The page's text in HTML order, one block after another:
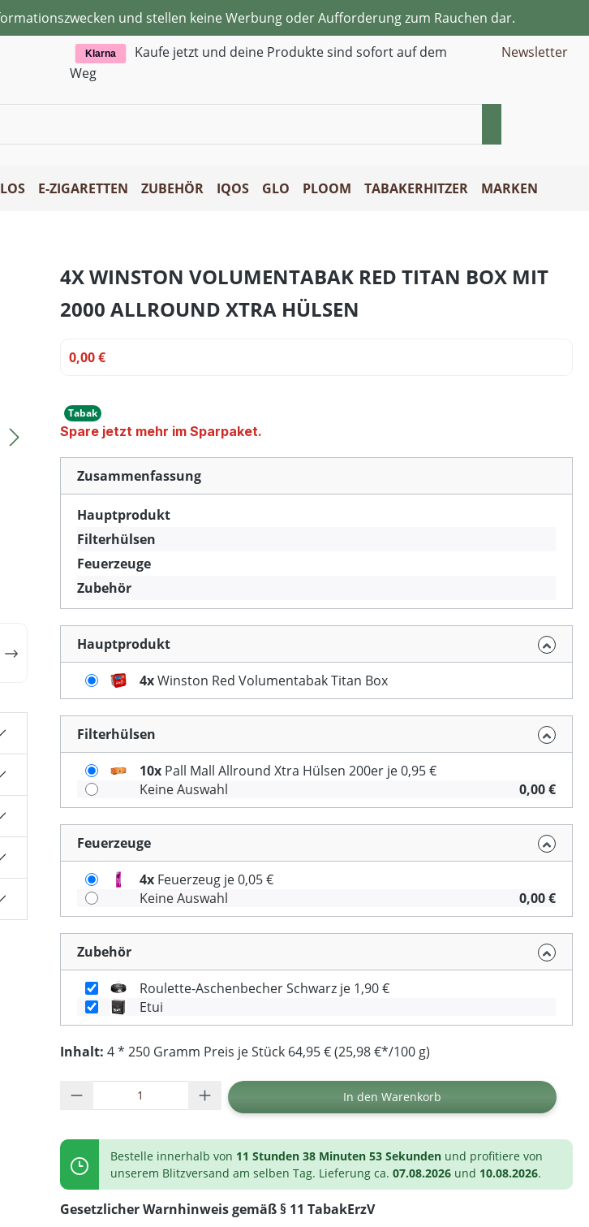
und stellen keine Werbung oder Aufforderung zum Rauchen dar.
Klarna
Kaufe jetzt und deine Produkte sind sofort auf dem
Weg
Newsletter
E-ZIGARETTEN ZUBEHÖR IQOS GLO PLOOM TABAKERHITZER MARKEN
4X WINSTON VOLUMENTABAK RED TITAN BOX MIT
2000 ALLROUND XTRA HÜLSEN
0,00 €
Tabak
Spare jetzt mehr im Sparpaket.
Zusammenfassung
Hauptprodukt
Filterhülsen
Feuerzeuge
Zubehör
Hauptprodukt
4xWinston Red Volumentabak Titan Box
Filterhülsen
10x Pall Mall Allround Xtra Hülsen 200er je 0,95 €
Keine Auswahl
0,00 €
Feuerzeuge
4x Feuerzeug je 0,05 €
Keine Auswahl
0,00 €
Zubehör
Roulette-Aschenbecher Schwarz je 1,90 €
Etui
Inhalt: 4 * 250 Gramm Preis je Stück 64,95 € (25,98 €*/100 g)
Produkt Anzahl: Gib den gewünschten Wert ein oder
In den Warenkorb
Bestelle innerhalb von 11 Stunden 38 Minuten 52 Sekunden und profitiere von
unserem Blitzversand am selben Tag. Lieferung ca. 07.08.2026 und 10.08.2026.
Gesetzlicher Warnhinweis gemäß § 11 TabakErzV